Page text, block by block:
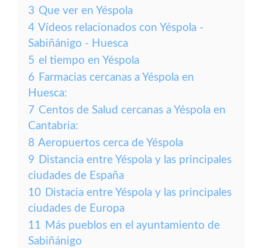
3 Que ver en Yéspola
4 Vídeos relacionados con Yéspola -
Sabiñánigo - Huesca
5 el tiempo en Yéspola
6 Farmacias cercanas a Yéspola en
Huesca:
7 Centos de Salud cercanas a Yéspola en
Cantabria:
8 Aeropuertos cerca de Yéspola
9 Distancia entre Yéspola y las principales
ciudades de España
10 Distacia entre Yéspola y las principales
ciudades de Europa
11 Más pueblos en el ayuntamiento de
Sabiñánigo